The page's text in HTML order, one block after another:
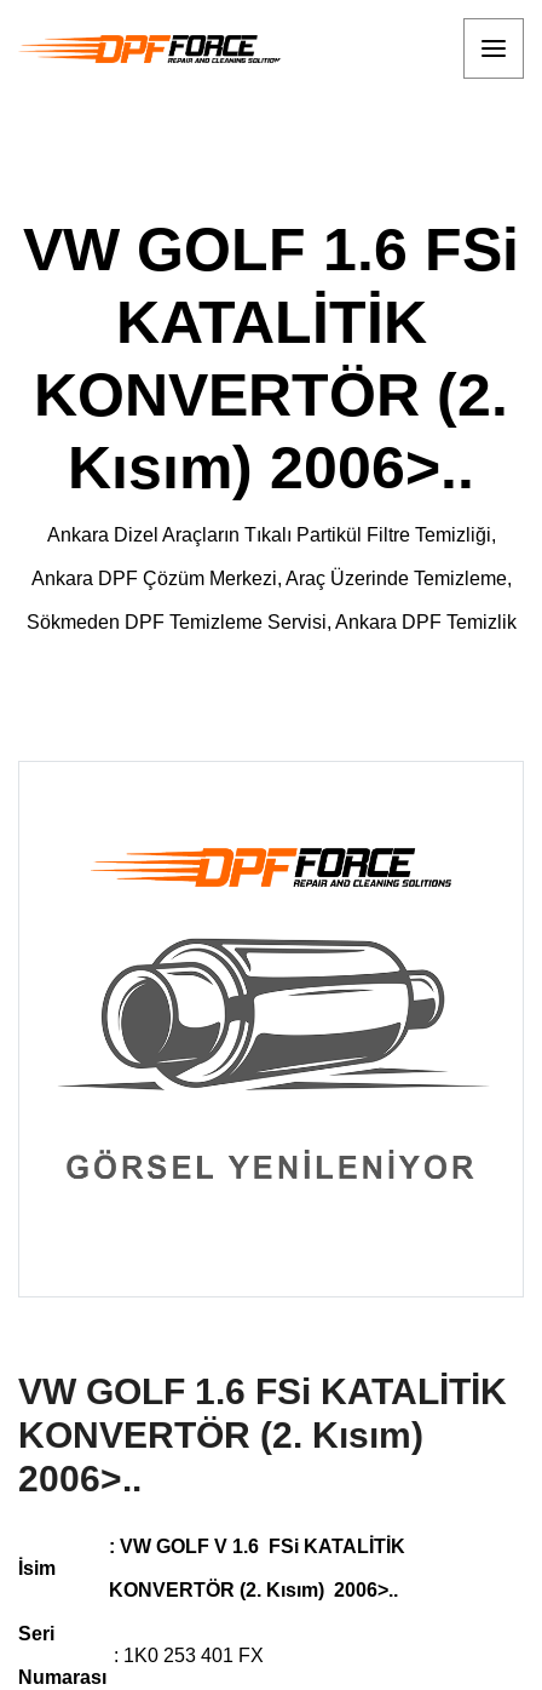
VW GOLF 1.6 FSi
KATALİTİK
KONVERTÖR (2.
Kısım) 2006>..
Ankara Dizel Araçların Tıkalı Partikül Filtre Temizliği,
Ankara DPF Çözüm Merkezi, Araç Üzerinde Temizleme,
Sökmeden DPF Temizleme Servisi, Ankara DPF Temizlik
VW GOLF 1.6 FSi KATALİTİK
KONVERTÖR (2. Kısım)
2006>..
İsim
: VW GOLF V 1.6 FSi KATALİTİK
KONVERTÖR (2. Kısım) 2006>..
Seri
Numarası
: 1K0 253 401 FX